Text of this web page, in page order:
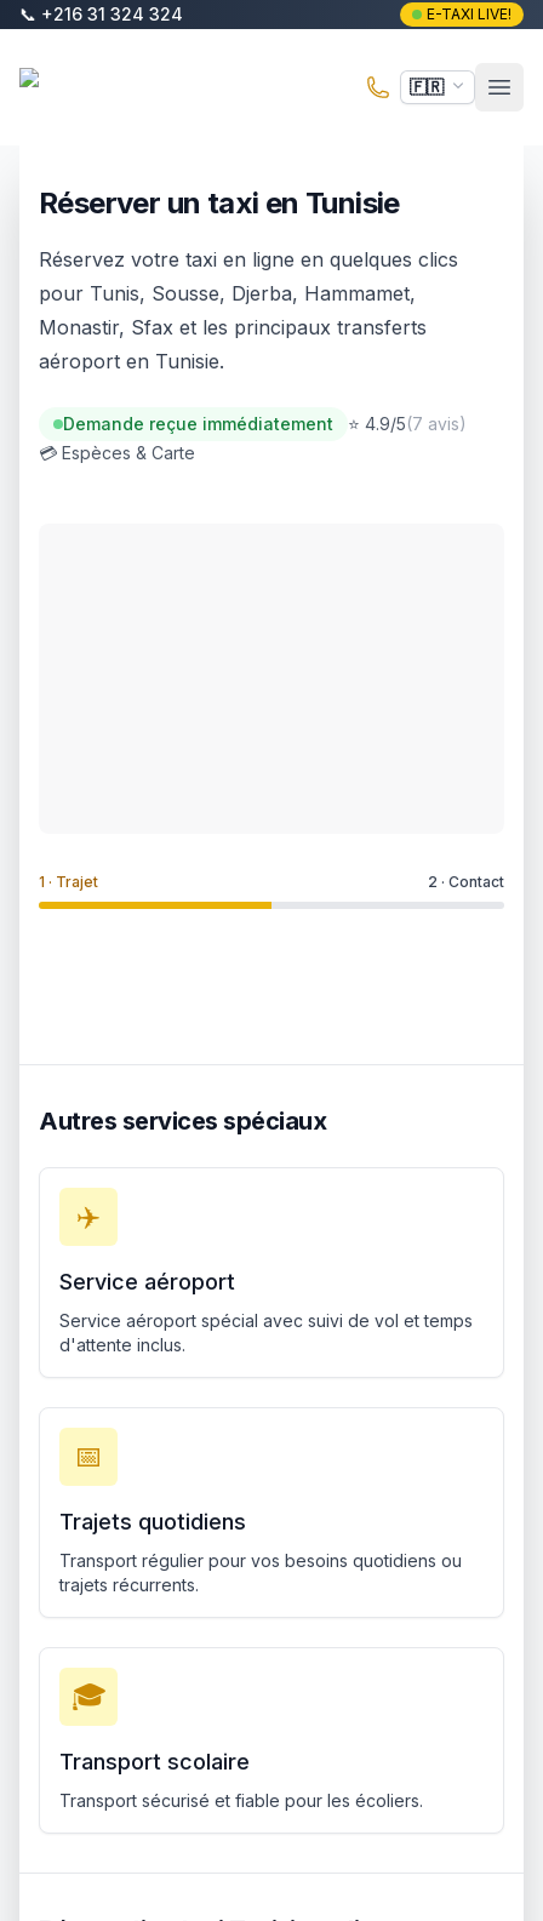
Aller au contenu principal
📞 +216 31 324 324 E-TAXI LIVE!
🇫🇷
Réserver un taxi en Tunisie
Réservez votre taxi en ligne en quelques clics
pour Tunis, Sousse, Djerba, Hammamet,
Monastir, Sfax et les principaux transferts
aéroport en Tunisie.
Demande reçue immédiatement ⭐ 4.9/5(7 avis)
💳 Espèces & Carte
1 · Trajet 2 · Contact
Autres services spéciaux
✈️
Service aéroport
Service aéroport spécial avec suivi de vol et temps
d'attente inclus.
📅
Trajets quotidiens
Transport régulier pour vos besoins quotidiens ou
trajets récurrents.
🎓
Transport scolaire
Transport sécurisé et fiable pour les écoliers.